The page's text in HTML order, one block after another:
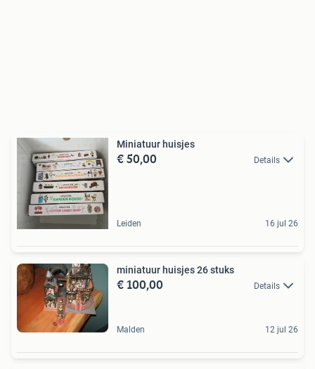
Miniatuur huisjes
€ 50,00 Details
Leiden 16 jul 26
miniatuur huisjes 26 stuks
€ 100,00 Details
Malden 12 jul 26